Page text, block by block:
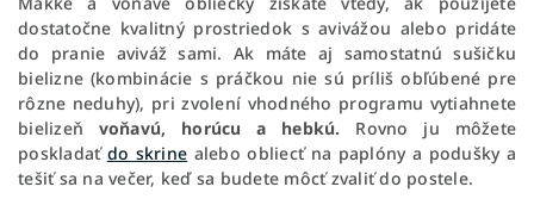
dostatočne kvalitný prostriedok s avivážou alebo pridáte
do pranie aviváž sami. Ak máte aj samostatnú sušičku
bielizne (kombinácie s práčkou nie sú príliš obľúbené pre
rôzne neduhy), pri zvolení vhodného programu vytiahnete
bielizeň voňavú, horúcu a hebkú. Rovno ju môžete
poskladať do skrine alebo obliecť na paplóny a podušky a
tešiť sa na večer, keď sa budete môcť zvaliť do postele.